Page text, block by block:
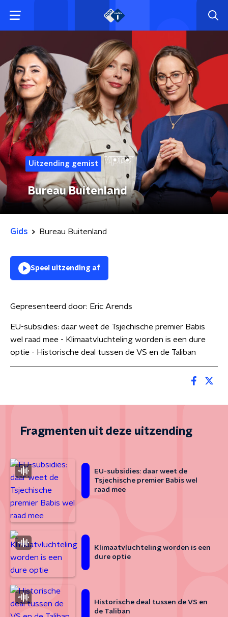
Uitzending gemist
Bureau Buitenland
Gids Bureau Buitenland
Speel uitzending af
Gepresenteerd door: Eric Arends
EU-subsidies: daar weet de Tsjechische premier Babis
wel raad mee - Klimaatvluchteling worden is een dure
optie - Historische deal tussen de VS en de Taliban
Fragmenten uit deze uitzending
EU-subsidies: daar weet de
Tsjechische premier Babis wel
raad mee
Klimaatvluchteling worden is een
dure optie
Historische deal tussen de VS en
de Taliban